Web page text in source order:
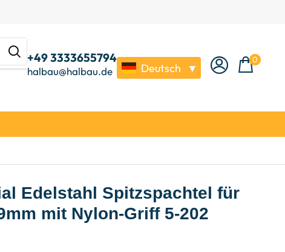
+49 3333655794
halbau@halbau.de Deutsch ▼
0
Edelstahl Spitzspachtel für
mit Nylon-Griff 5-202